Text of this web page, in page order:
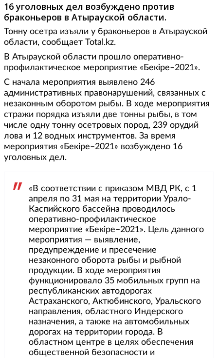
16 уголовных дел возбуждено против
браконьеров в Атырауской области.
Тонну осетра изъяли у браконьеров в Атырауской
области, сообщает Total.kz.
В Атырауской области прошло оперативно-
профилактическое мероприятие «Бекіре–2021».
С начала мероприятия выявлено 246
административных правонарушений, связанных с
незаконным оборотом рыбы. В ходе мероприятия
стражи порядка изъяли две тонны рыбы, в том
числе одну тонну осетровых пород, 239 орудий
лова и 12 водных инструментов. За время
мероприятия «Бекіре–2021» возбуждено 16
уголовных дел.
«В соответствии с приказом МВД РК, с 1
апреля по 31 мая на территории Урало-
Каспийского бассейна проводилось
оперативно-профилактическое
мероприятие «Бекіре–2021». Цель данного
мероприятия — выявление,
предупреждение и пресечение
незаконного оборота рыбы и рыбной
продукции. В ходе мероприятия
функционировало 35 мобильных групп на
республиканских автодорогах
Астраханского, Актюбинского, Уральского
направления, областного Индерского
назначения, а также на автомобильных
дорогах на территории города. В
областном центре в целях обеспечения
общественной безопасности и